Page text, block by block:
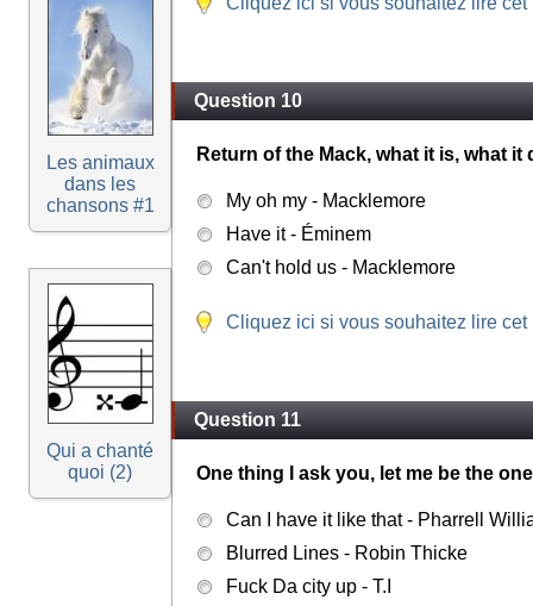
Les animaux
dans les
chansons #1
Qui a chanté
quoi (2)
Question 10
Return of the Mack, what it is, what
My oh my - Macklemore
Have it - Éminem
Can't hold us - Macklemore
Cliquez ici si vous souhaitez lire cet
Question 11
One thing I ask you, let me be the
Can I have it like that - Pharrell
Blurred Lines - Robin Thicke
Fuck Da city up - T.I